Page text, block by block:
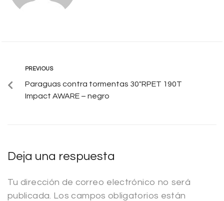
PREVIOUS
Paraguas contra tormentas 30″RPET 190T
Impact AWARE – negro
Deja una respuesta
Tu dirección de correo electrónico no será
publicada. Los campos obligatorios están